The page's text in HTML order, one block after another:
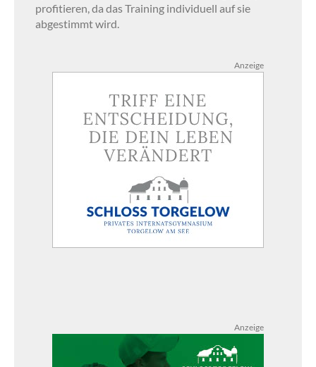
profitieren, da das Training individuell auf sie
abgestimmt wird.
Anzeige
Anzeige